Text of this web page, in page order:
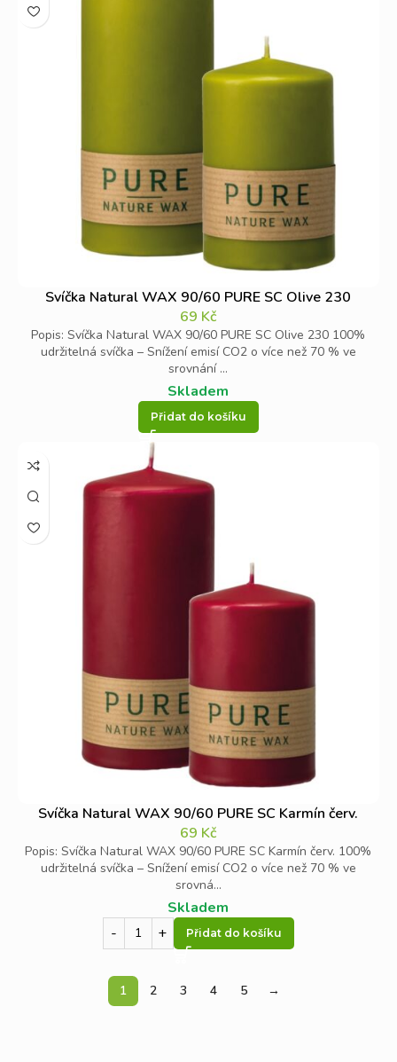
Svíčka Natural WAX 90/60 PURE SC Olive 230
69 Kč
Popis: Svíčka Natural WAX 90/60 PURE SC Olive 230 100%
udržitelná svíčka – Snížení emisí CO2 o více než 70 % ve
srovnání ...
Skladem
Přidat do košíku
Svíčka Natural WAX 90/60 PURE SC Karmín červ.
69 Kč
Popis: Svíčka Natural WAX 90/60 PURE SC Karmín červ. 100%
udržitelná svíčka – Snížení emisí CO2 o více než 70 % ve
srovná...
Skladem
Přidat do košíku
1 2 3 4 5 →